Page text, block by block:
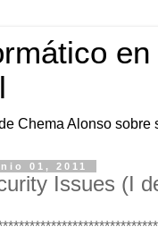
Chema Alonso sobre
01, 2011
Issues (I